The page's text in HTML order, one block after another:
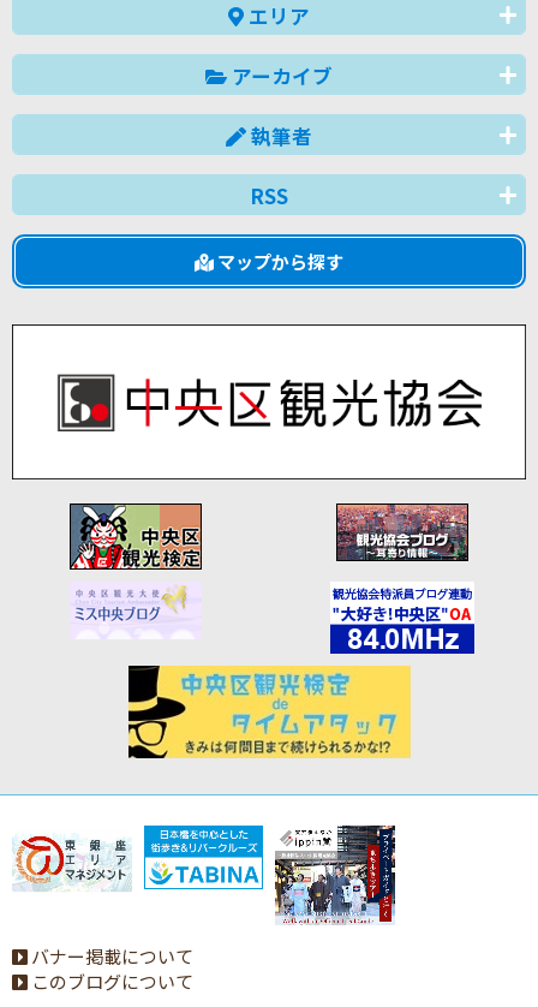
エリア
アーカイブ
執筆者
RSS
マップから探す
バナー掲載について
このブログについて